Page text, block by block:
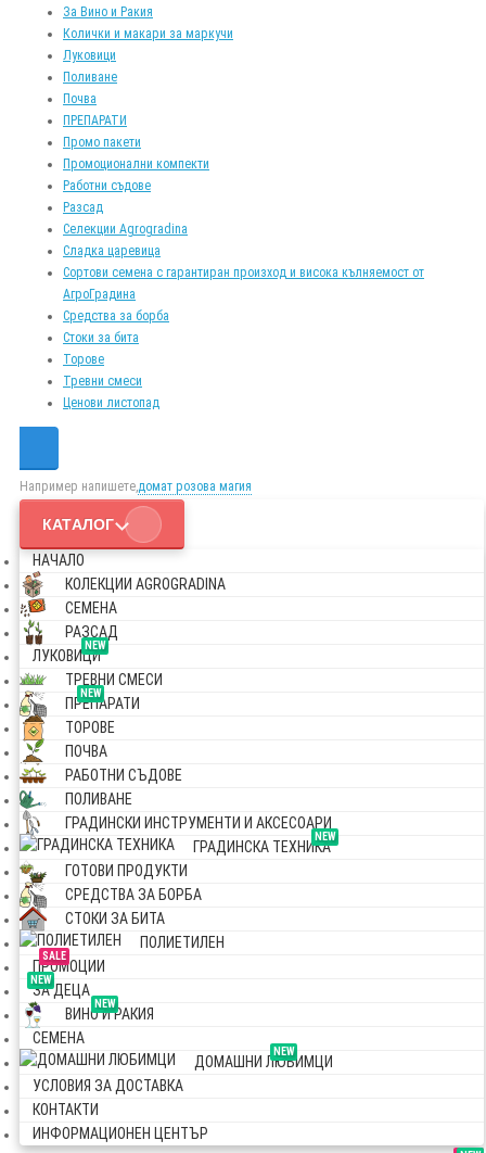
За Вино и Ракия
Колички и макари за маркучи
Луковици
Поливане
Почва
ПРЕПАРАТИ
Промо пакети
Промоционални компекти
Работни съдове
Разсад
Селекции Agrogradina
Сладка царевица
Сортови семена с гарантиран произход и висока кълняемост от
АгроГрадина
Средства за борба
Стоки за бита
Торове
Тревни смеси
Ценови листопад
Например напишете,домат розова магия
КАТАЛОГ
НАЧАЛО
КОЛЕКЦИИ AGROGRADINA
СЕМЕНА
РАЗСАД
NEW
ЛУКОВИЦИ
ТРЕВНИ СМЕСИ
NEW
ПРЕПАРАТИ
ТОРОВЕ
ПОЧВА
РАБОТНИ СЪДОВЕ
ПОЛИВАНЕ
ГРАДИНСКИ ИНСТРУМЕНТИ И АКСЕСОАРИ
NEW
ГРАДИНСКА ТЕХНИКА
ГОТОВИ ПРОДУКТИ
СРЕДСТВА ЗА БОРБА
СТОКИ ЗА БИТА
ПОЛИЕТИЛЕН
SALE
ПРОМОЦИИ
NEW
ЗА ДЕЦА
NEW
ВИНО И РАКИЯ
СЕМЕНА
NEW
ДОМАШНИ ЛЮБИМЦИ
УСЛОВИЯ ЗА ДОСТАВКА
КОНТАКТИ
ИНФОРМАЦИОНЕН ЦЕНТЪР